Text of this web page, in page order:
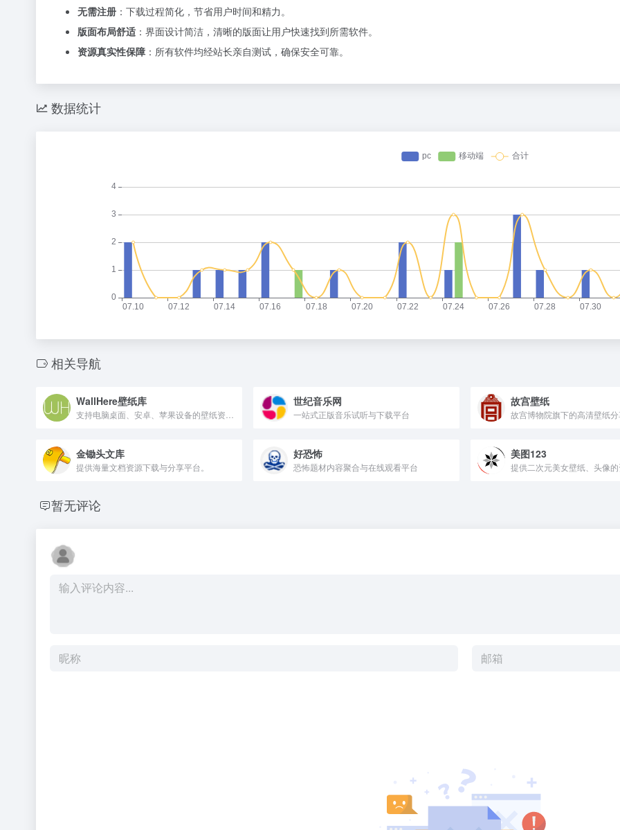
无需注册 ：下载过程简化，节省用户时间和精力。
版面布局舒适 ：界面设计简洁，清晰的版面让用户快速找到所需软件。
资源真实性保障 ：所有软件均经站长亲自测试，确保安全可靠。
数据统计
相关导航
WallHere壁纸库 世纪音乐网
一站式正版音乐试听与下载平台
故宫壁纸
故宫博物院旗下的高清壁纸
金锄头文库
提供海量文档资源下载与分享平台。
好恐怖
恐怖题材内容聚合与在线观看平台
美图123
提供二次元美女壁纸、头像
暂无评论